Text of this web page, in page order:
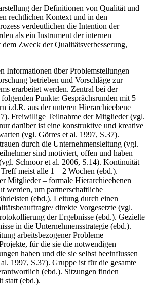
der Definitionen von Qualität und
rechtlichen Kontext und in den
verdeutlichen die Intention der
als ein Instrument der internen
Zweck der Qualitätsverbesserung,
Informationen über Problemstellungen
betrieben und Vorschläge zur
erarbeitet werden. Zentral bei der
Punkte: Gesprächsrunden mit 5
i.d.R. aus der unteren Hierarchieebene
Freiwillige Teilnahme der Mitglieder (vgl.
darüber ist eine konstruktive und kreative
(vgl. Görres et al. 1997, S.37).
durch die Unternehmensleitung (vgl.
sind motiviert, offen und haben
Schnoor et al. 2006, S.14). Kontinuität
meist alle 1 – 2 Wochen (ebd.).
Mitglieder – formale Hierarchieebenen
werden, um partnerschaftliche
(ebd.). Leitung durch einen
direkte Vorgesetzte (vgl.
der Ergebnisse (ebd.). Gezielte
in die Unternehmensstrategie (ebd.).
arbeitsbezogener Probleme –
für die sie die notwendigen
haben und die sie selbst beeinflussen
1997, S.37). Gruppe ist für die gesamte
(ebd.). Sitzungen finden
statt (ebd.).